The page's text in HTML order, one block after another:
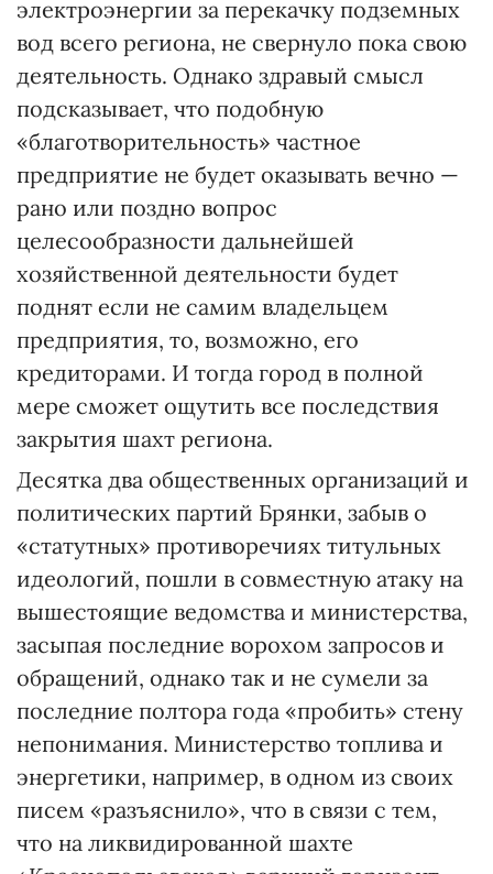
электроэнергии за перекачку подземных
вод всего региона, не свернуло пока свою
деятельность. Однако здравый смысл
подсказывает, что подобную
«благотворительность» частное
предприятие не будет оказывать вечно —
рано или поздно вопрос
целесообразности дальнейшей
хозяйственной деятельности будет
поднят если не самим владельцем
предприятия, то, возможно, его
кредиторами. И тогда город в полной
мере сможет ощутить все последствия
закрытия шахт региона.
Десятка два общественных организаций и
политических партий Брянки, забыв о
«статутных» противоречиях титульных
идеологий, пошли в совместную атаку на
вышестоящие ведомства и министерства,
засыпая последние ворохом запросов и
обращений, однако так и не сумели за
последние полтора года «пробить» стену
непонимания. Министерство топлива и
энергетики, например, в одном из своих
писем «разъяснило», что в связи с тем,
что на ликвидированной шахте